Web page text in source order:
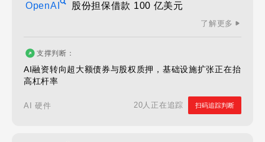
OpenAI
股份担保借款 100 亿美元
了解更多
支撑判断：
AI融资转向超大额债券与股权质押，基础设施扩张正在抬
高杠杆率
AI 硬件 20人正在追踪 扫码追踪判断